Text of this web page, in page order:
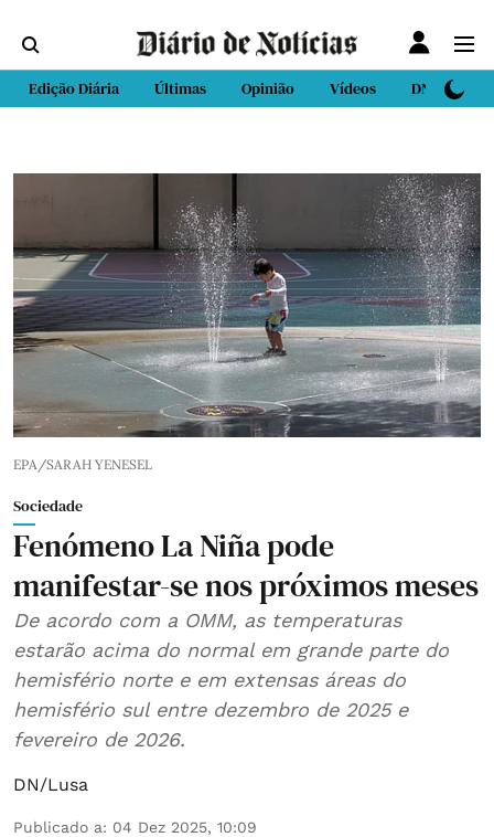
Edição Diária Últimas Opinião Vídeos DN Sport
EPA/SARAH YENESEL
Sociedade
Fenómeno La Niña pode
manifestar-se nos próximos meses
De acordo com a OMM, as temperaturas
estarão acima do normal em grande parte do
hemisfério norte e em extensas áreas do
hemisfério sul entre dezembro de 2025 e
fevereiro de 2026.
DN/Lusa
Publicado a: 04 Dez 2025, 10:09